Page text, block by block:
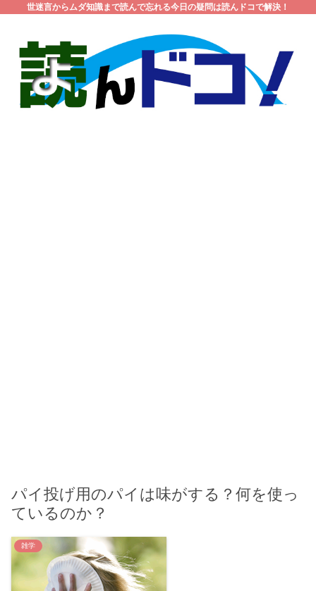
世迷言からムダ知識まで読んで忘れる今日の疑問は読んドコで解決！
パイ投げ用のパイは味がする？何を使っ
ているのか？
雑学